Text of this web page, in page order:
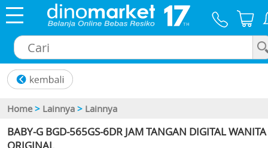
Home > Lainnya > Lainnya
BABY-G BGD-565GS-6DR JAM TANGAN DIGITAL WANITA